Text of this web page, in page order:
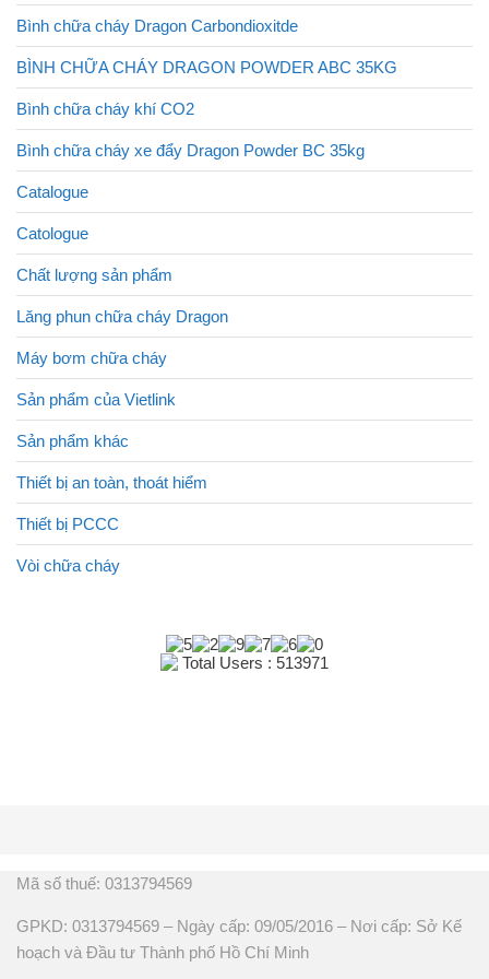
Bình chữa cháy Dragon Carbondioxitde
BÌNH CHỮA CHÁY DRAGON POWDER ABC 35KG
Bình chữa cháy khí CO2
Bình chữa cháy xe đẩy Dragon Powder BC 35kg
Catalogue
Catologue
Chất lượng sản phẩm
Lăng phun chữa cháy Dragon
Máy bơm chữa cháy
Sản phẩm của Vietlink
Sản phẩm khác
Thiết bị an toàn, thoát hiểm
Thiết bị PCCC
Vòi chữa cháy
Total Users : 513971
Mã số thuế: 0313794569
GPKD: 0313794569 – Ngày cấp: 09/05/2016 – Nơi cấp: Sở Kế
hoạch và Đầu tư Thành phố Hồ Chí Minh